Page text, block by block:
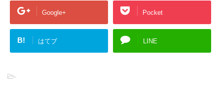
Google+ Pocket
B! はてブ LINE
-